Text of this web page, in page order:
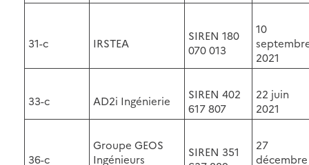
31-c IRSTEA
SIREN 180
070 013
10
2021
33-c AD2i Ingénierie
SIREN 402
617 807
22 juin
2021
36-c
Groupe GEOS
Ingénieurs
SIREN 351
27
décembre